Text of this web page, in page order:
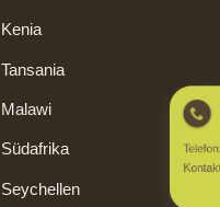
Kenia
Tansania
Malawi
Südafrika
Seychellen